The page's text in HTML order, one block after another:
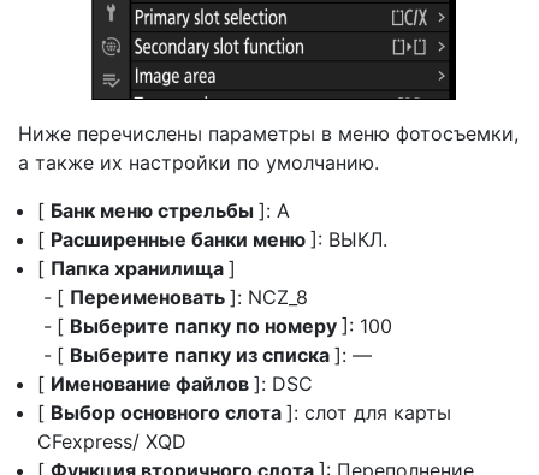
Ниже перечислены параметры в меню фотосъемки,
а также их настройки по умолчанию.
[ Банк меню стрельбы ]: A
[ Расширенные банки меню ]: ВЫКЛ.
[ Папка хранилища ]
[ Переименовать ]: NCZ_8
[ Выберите папку по номеру ]: 100
[ Выберите папку из списка ]: —
[ Именование файлов ]: DSC
[ Выбор основного слота ]: слот для карты
CFexpress/ XQD
[ Функция вторичного слота ]: Переполнение